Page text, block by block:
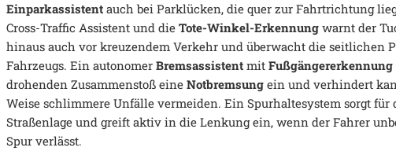
Einparkassistent auch bei Parklücken, die quer zur Fahrtrichtung
Cross-Traffic Assistent und die Tote-Winkel-Erkennung warnt der
hinaus auch vor kreuzendem Verkehr und überwacht die seitlichen
Fahrzeugs. Ein autonomerBremsassistent mitFußgängererkennung
drohenden Zusammenstoß eineNotbremsung ein und verhindert
Weise schlimmere Unfälle vermeiden. Ein Spurhaltesystem sorgt für
Straßenlage und greift aktiv in die Lenkung ein, wenn der Fahrer
Spur verlässt.